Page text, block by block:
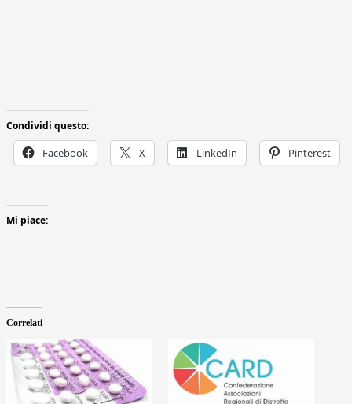
Condividi questo:
Facebook X LinkedIn Pinterest
Mi piace:
Correlati